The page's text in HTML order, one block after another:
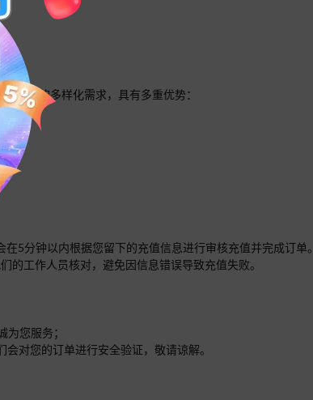
用户的多样化需求，具有多重优势：
在5分钟以内根据您留下的充值信息进行审核充值并完成订单。
工作人员核对，避免因信息错误导致充值失败。
您服务；
对您的订单进行安全验证，敬请谅解。